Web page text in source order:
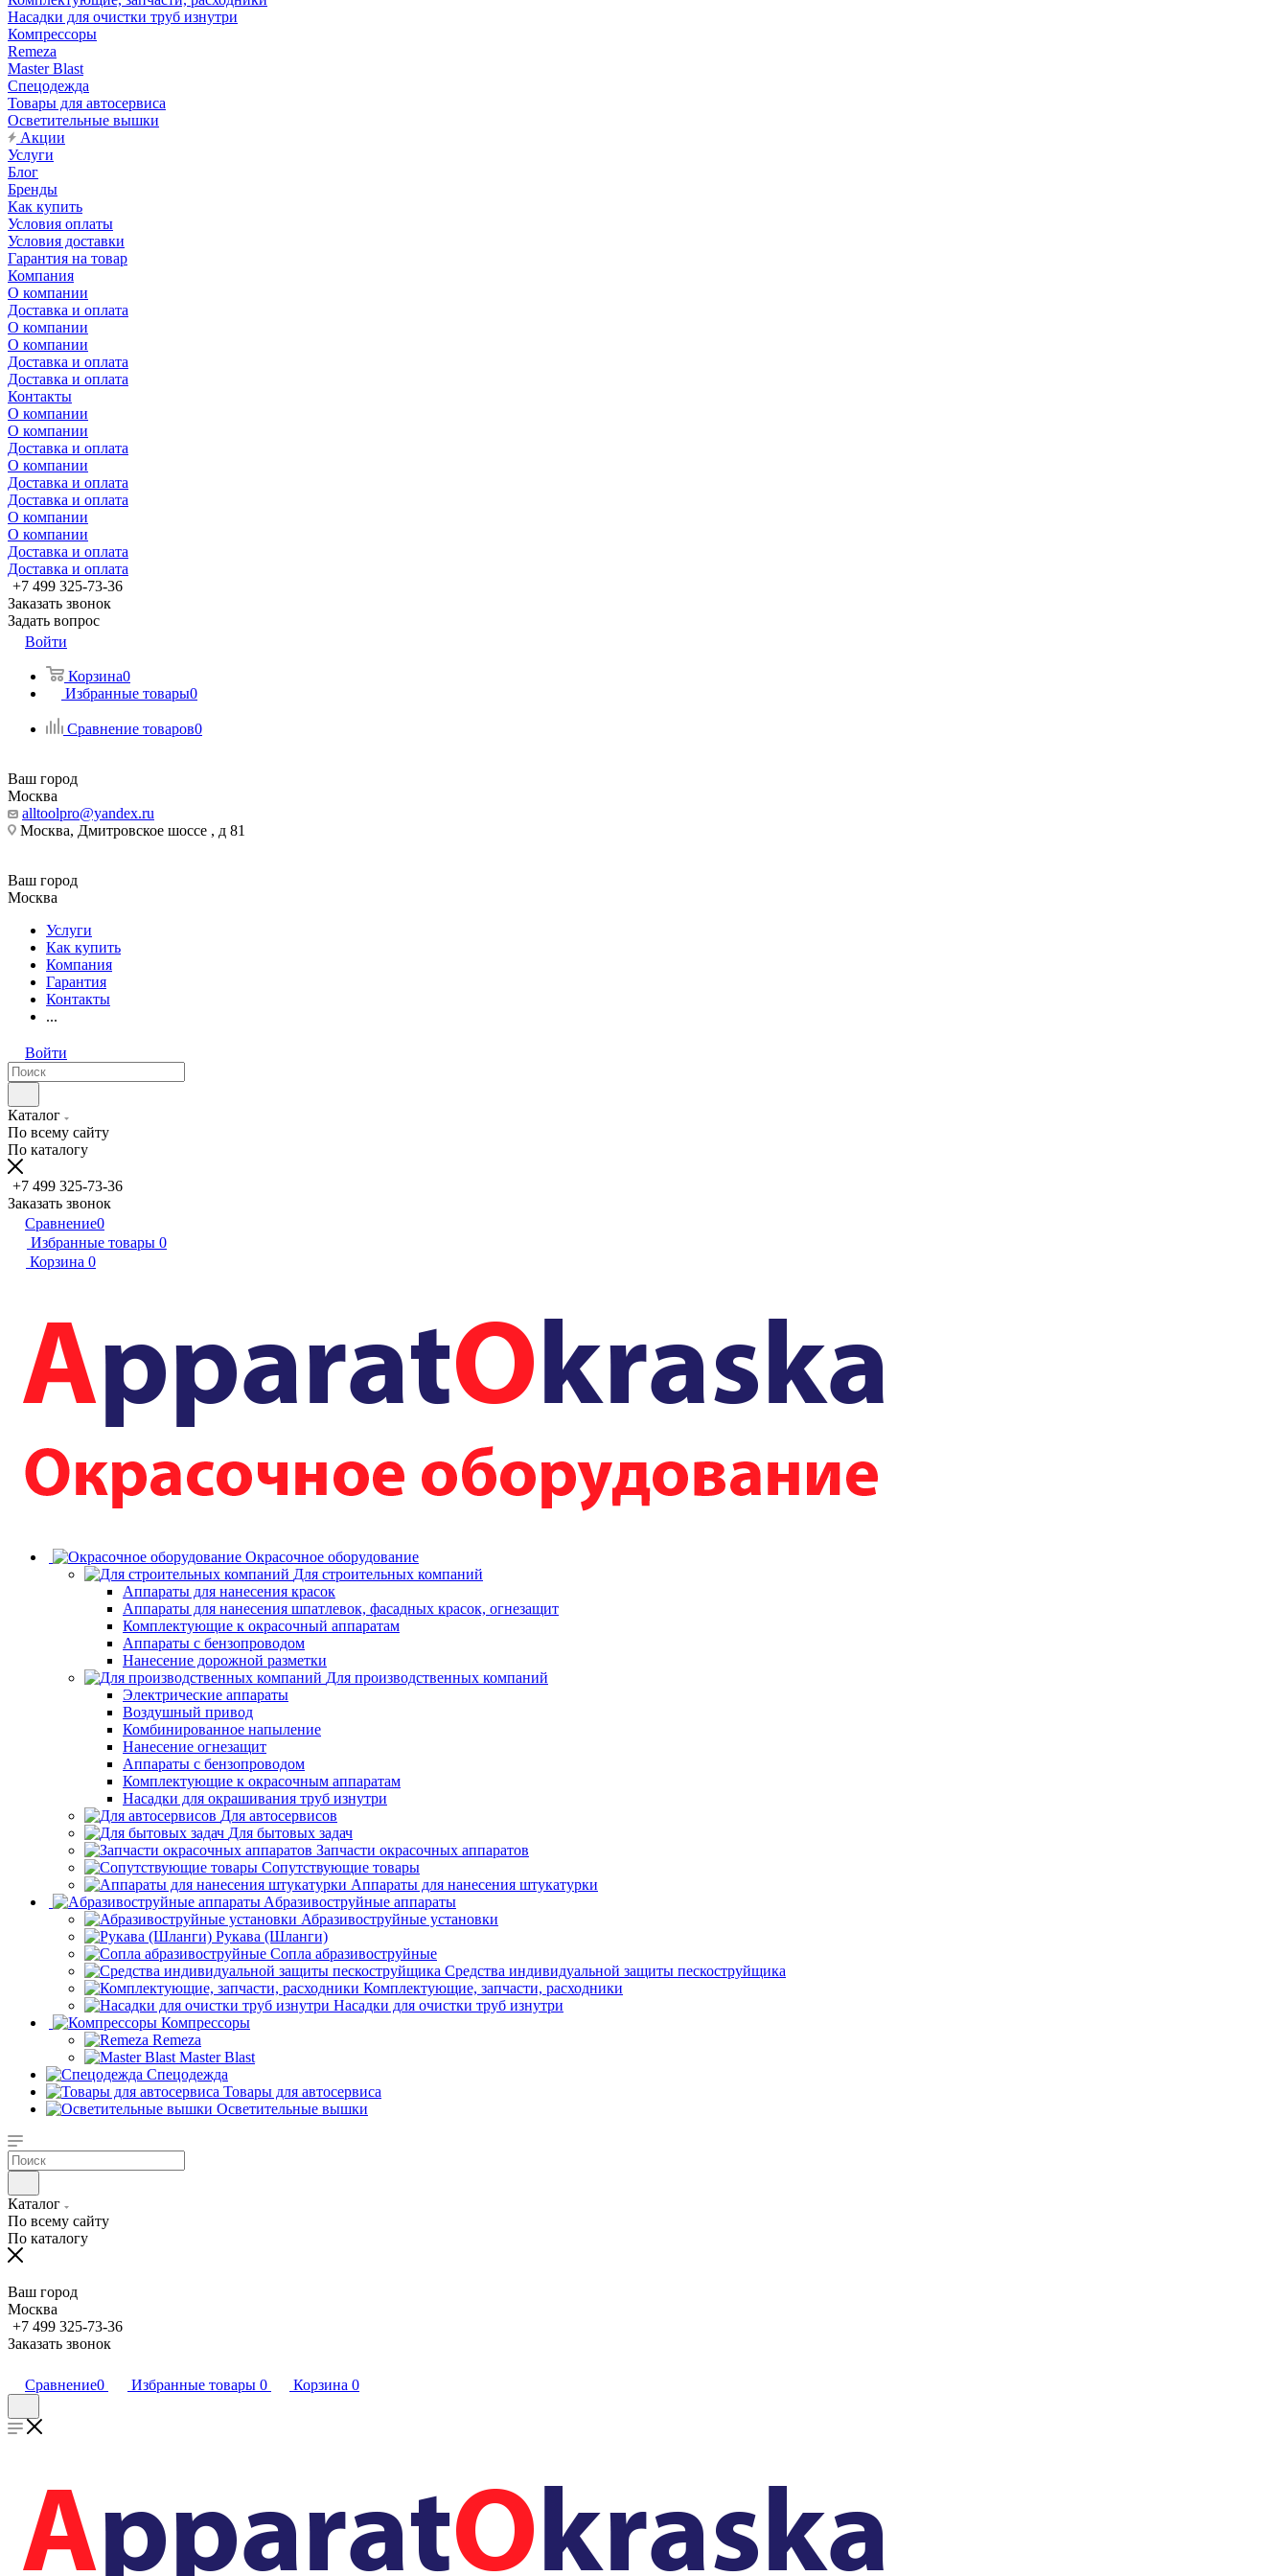
Насадки для очистки труб изнутри
Компрессоры
Remeza
Master Blast
Спецодежда
Товары для автосервиса
Осветительные вышки
Акции
Услуги
Блог
Бренды
Как купить
Условия оплаты
Условия доставки
Гарантия на товар
Компания
О компании
Доставка и оплата
О компании
О компании
Доставка и оплата
Доставка и оплата
Контакты
О компании
О компании
Доставка и оплата
О компании
Доставка и оплата
Доставка и оплата
О компании
О компании
Доставка и оплата
Доставка и оплата
+7 499 325-73-36
Заказать звонок
Задать вопрос
Войти
Корзина0
Избранные товары0
Сравнение товаров0
Ваш город
Москва
alltoolpro@yandex.ru
Москва, Дмитровское шоссе , д 81
Ваш город
Москва
Услуги
Как купить
Компания
Гарантия
Контакты
...
Войти
Каталог
По всему сайту
По каталогу
+7 499 325-73-36
Заказать звонок
Сравнение0
Избранные товары 0
Корзина 0
Окрасочное оборудование
Для строительных компаний
Аппараты для нанесения красок
Аппараты для нанесения шпатлевок, фасадных красок, огнезащит
Комплектующие к окрасочный аппаратам
Аппараты с бензопроводом
Нанесение дорожной разметки
Для производственных компаний
Электрические аппараты
Воздушный привод
Комбинированное напыление
Нанесение огнезащит
Аппараты с бензопроводом
Комплектующие к окрасочным аппаратам
Насадки для окрашивания труб изнутри
Для автосервисов
Для бытовых задач
Запчасти окрасочных аппаратов
Сопутствующие товары
Аппараты для нанесения штукатурки
Aбразивоструйные аппараты
Абразивоструйные установки
Рукава (Шланги)
Сопла абразивоструйные
Средства индивидуальной защиты пескоструйщика
Комплектующие, запчасти, расходники
Насадки для очистки труб изнутри
Компрессоры
Remeza
Master Blast
Спецодежда
Товары для автосервиса
Осветительные вышки
Каталог
По всему сайту
По каталогу
Ваш город
Москва
+7 499 325-73-36
Заказать звонок
Сравнение0 Избранные товары 0 Корзина 0